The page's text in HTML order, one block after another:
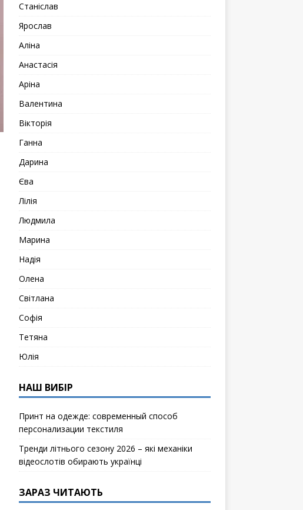
Станіслав
Ярослав
Аліна
Анастасія
Аріна
Валентина
Вікторія
Ганна
Дарина
Єва
Лілія
Людмила
Марина
Надія
Олена
Світлана
Софія
Тетяна
Юлія
НАШ ВИБІР
Принт на одежде: современный способ
персонализации текстиля
Тренди літнього сезону 2026 – які механіки
відеослотів обирають українці
ЗАРАЗ ЧИТАЮТЬ